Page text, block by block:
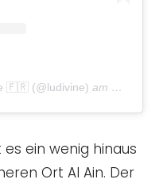
🇫🇷 (@ludivine) am Nov 23,
ein wenig hinaus
Ort Al Ain. Der